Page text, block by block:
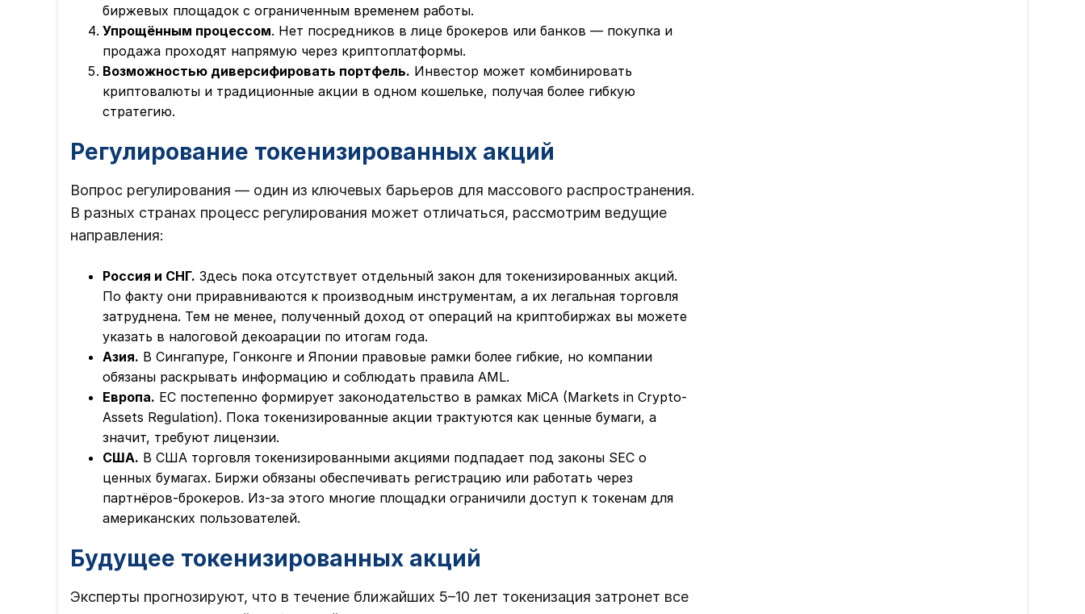
биржевых площадок с ограниченным временем работы.
Упрощённым процессом. Нет посредников в лице брокеров или банков — покупка и
продажа проходят напрямую через криптоплатформы.
Возможностью диверсифировать портфель. Инвестор может комбинировать
криптовалюты и традиционные акции в одном кошельке, получая более гибкую
стратегию.
Регулирование токенизированных акций
Вопрос регулирования — один из ключевых барьеров для массового распространения.
В разных странах процесс регулирования может отличаться, рассмотрим ведущие
направления:
Россия и СНГ. Здесь пока отсутствует отдельный закон для токенизированных акций.
По факту они приравниваются к производным инструментам, а их легальная торговля
затруднена. Тем не менее, полученный доход от операций на криптобиржах вы можете
указать в налоговой декоарации по итогам года.
Азия. В Сингапуре, Гонконге и Японии правовые рамки более гибкие, но компании
обязаны раскрывать информацию и соблюдать правила AML.
Европа. ЕС постепенно формирует законодательство в рамках MiCA (Markets in Crypto-
Assets Regulation). Пока токенизированные акции трактуются как ценные бумаги, а
значит, требуют лицензии.
США. В США торговля токенизированными акциями подпадает под законы SEC о
ценных бумагах. Биржи обязаны обеспечивать регистрацию или работать через
партнёров-брокеров. Из-за этого многие площадки ограничили доступ к токенам для
американских пользователей.
Будущее токенизированных акций
Эксперты прогнозируют, что в течение ближайших 5–10 лет токенизация затронет все